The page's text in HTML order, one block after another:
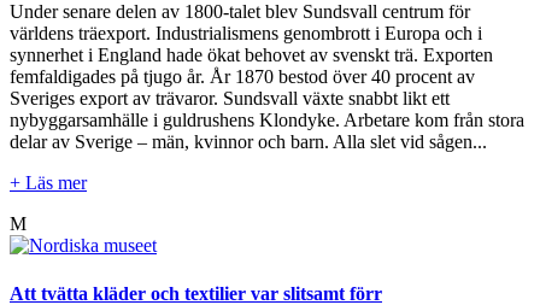
Under senare delen av 1800-talet blev Sundsvall centrum för
världens träexport. Industrialismens genombrott i Europa och i
synnerhet i England hade ökat behovet av svenskt trä. Exporten
femfaldigades på tjugo år. År 1870 bestod över 40 procent av
Sveriges export av trävaror. Sundsvall växte snabbt likt ett
nybyggarsamhälle i guldrushens Klondyke. Arbetare kom från stora
delar av Sverige – män, kvinnor och barn. Alla slet vid sågen...
+ Läs mer
M
Att tvätta kläder och textilier var slitsamt förr